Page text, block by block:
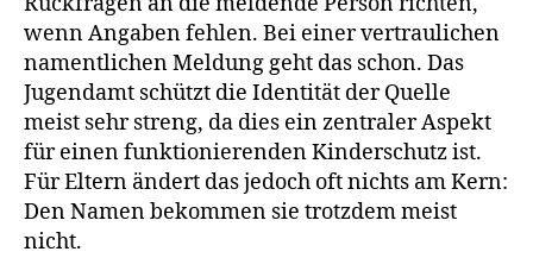
wenn Angaben fehlen. Bei einer vertraulichen
namentlichen Meldung geht das schon. Das
Jugendamt schützt die Identität der Quelle
meist sehr streng, da dies ein zentraler Aspekt
für einen funktionierenden Kinderschutz ist.
Für Eltern ändert das jedoch oft nichts am Kern:
Den Namen bekommen sie trotzdem meist
nicht.